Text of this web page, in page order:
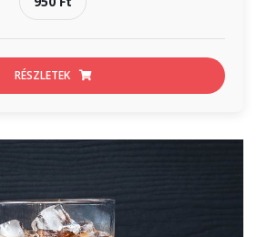
RÉSZLETEK